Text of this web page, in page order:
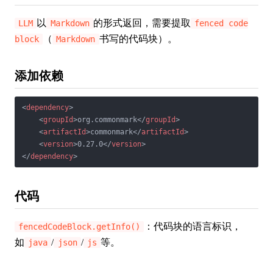
LLM 以 Markdown 的形式返回，需要提取 fenced code
block
（ Markdown 书写的代码块）。
添加依赖
<dependency>
<groupId>org.commonmark</groupId>
<artifactId>commonmark</artifactId>
<version>0.27.0</version>
</dependency>
代码
fencedCodeBlock.getInfo()
：代码块的语言标识，
如 java / json / js 等。